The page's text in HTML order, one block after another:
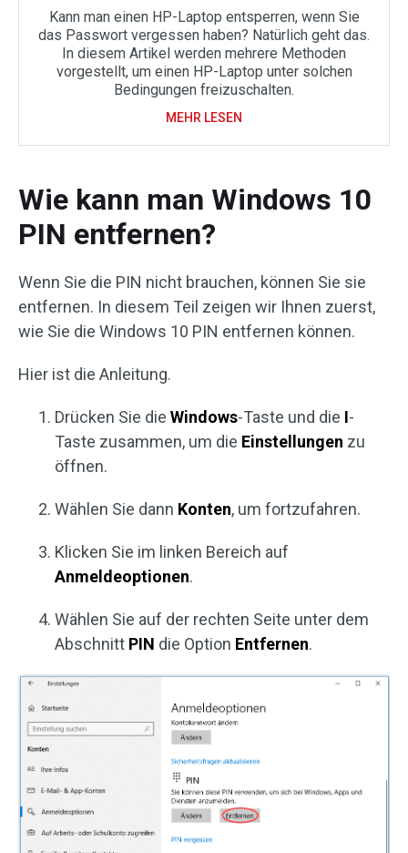
Kann man einen HP-Laptop entsperren, wenn Sie
das Passwort vergessen haben? Natürlich geht das.
In diesem Artikel werden mehrere Methoden
vorgestellt, um einen HP-Laptop unter solchen
Bedingungen freizuschalten.
MEHR LESEN
Wie kann man Windows 10
PIN entfernen?
Wenn Sie die PIN nicht brauchen, können Sie sie
entfernen. In diesem Teil zeigen wir Ihnen zuerst,
wie Sie die Windows 10 PIN entfernen können.
Hier ist die Anleitung.
Drücken Sie die Windows-Taste und die I-
Taste zusammen, um die Einstellungen zu
öffnen.
Wählen Sie dann Konten, um fortzufahren.
Klicken Sie im linken Bereich auf
Anmeldeoptionen.
Wählen Sie auf der rechten Seite unter dem
Abschnitt PIN die Option Entfernen.